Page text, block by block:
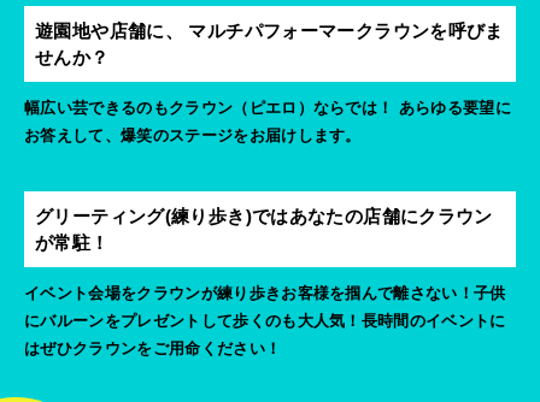
遊園地や店舗に、 マルチパフォーマークラウンを呼びま
せんか？
幅広い芸できるのもクラウン（ピエロ）ならでは！ あらゆる要望に
お答えして、爆笑のステージをお届けします。
グリーティング(練り歩き)ではあなたの店舗にクラウン
が常駐！
イベント会場をクラウンが練り歩きお客様を掴んで離さない！子供
にバルーンをプレゼントして歩くのも大人気！長時間のイベントに
はぜひクラウンをご用命ください！